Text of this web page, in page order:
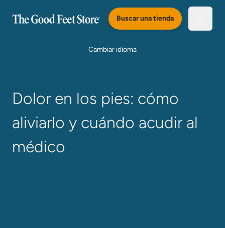
Buscar una tienda
Cambiar idioma
Dolor en los pies: cómo
aliviarlo y cuándo acudir al
médico